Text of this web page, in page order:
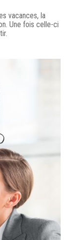
vacances, la
Une fois celle-ci